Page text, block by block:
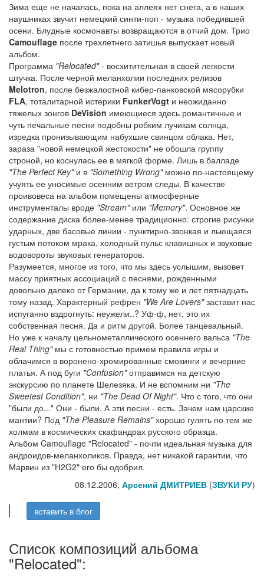
Зима еще не началась, пока на аллеях нет снега, а в наших
наушниках звучит немецкий синти-поп - музыка победившей
осени. Блудные космонавты возвращаются в отчий дом. Трио
Camouflage после трехлетнего затишья выпускает новый
альбом.
Программа "Relocated"- восхитительная в своей легкости
штучка. После черной меланхолии последних релизов
Melotron, после безжалостной кибер-панковской мясорубки
FLA, тоталитарной истерики FunkerVogt и неожиданно
тяжелых зонгов DeVision имеющиеся здесь романтичные и
чуть печальные песни подобны робким лучикам солнца,
изредка пронизывающим набухшие свинцом облака. Нет,
зараза "новой немецкой жестокости" не обошла группу
строной, но коснулась ее в мягкой форме. Лишь в балладе
"The Perfect Key"и в "Something Wrong"можно по-настоящему
учуять ее уносимые осенним ветром следы. В качестве
проивовеса на альбом помещены атмосферные
инструменталы вроде "Stream"или "Memory". Основное же
содержание диска более-менее традиционно: строгие рисунки
ударных, две басовые линии - пунктирно-звонкая и льющаяся
густым потоком мрака, холодный пульс клавишных и звуковые
водовороты звуковых генераторов.
Разумеется, многое из того, что мы здесь услышим, вызовет
массу приятных ассоциаций с песнями, рожденными
довольно далеко от Германии, да к тому же и лет пятнадцать
тому назад. Характерный рефрен "We Are Lovers"заставит нас
испуганно вздрогнуть: неужели..? Уф-ф, нет, это их
собственная песня. Да и ритм другой. Более танцевальный.
Но уже к началу цельнометаллического осеннего вальса "The
Real Thing"мы с готовностью примем правила игры и
облачимся в воронено-хромированные смокинги и вечерние
платья. А под буги "Confusion"отправимся на детскую
экскурсию по планете Шелезяка. И не вспомним ни "The
Sweetest Condition", ни "The Dead Of Night". Что с того, что они
"были до..." Они - были. А эти песни - есть. Зачем нам царские
мантии? Под "The Pleasure Remains"хорошо гулять по тем же
холмам в космических скафандрах русского образца.
Альбом Camouflage "Relocated" - почти идеальная музыка для
андроидов-меланхоликов. Правда, нет никакой гарантии, что
Марвин из "H2G2" его бы одобрил.
08.12.2006, Арсений ДМИТРИЕВ (ЗВУКИ РУ)
вставить в блог
Список композиций альбома
"Relocated":